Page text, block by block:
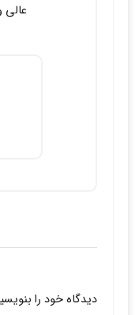
عالی
دیدگاه خود را